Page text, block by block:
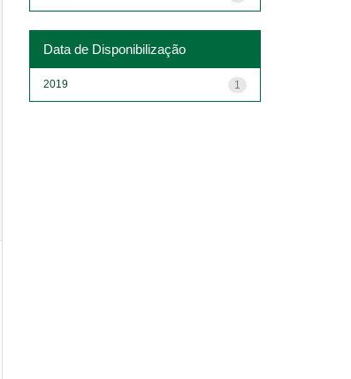
Data de Disponibilização
1
2019